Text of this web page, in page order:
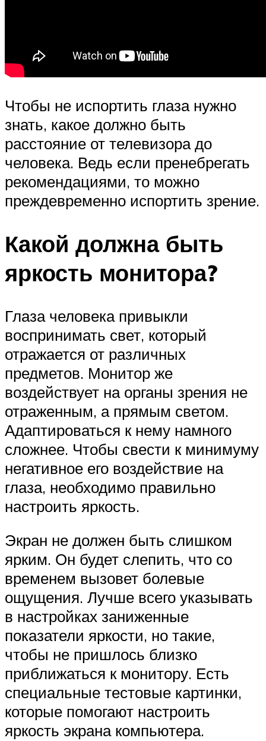
Чтобы не испортить глаза нужно
знать, какое должно быть
расстояние от телевизора до
человека. Ведь если пренебрегать
рекомендациями, то можно
преждевременно испортить зрение.
Какой должна быть
яркость монитора?
Глаза человека привыкли
воспринимать свет, который
отражается от различных
предметов. Монитор же
воздействует на органы зрения не
отраженным, а прямым светом.
Адаптироваться к нему намного
сложнее. Чтобы свести к минимуму
негативное его воздействие на
глаза, необходимо правильно
настроить яркость.
Экран не должен быть слишком
ярким. Он будет слепить, что со
временем вызовет болевые
ощущения. Лучше всего указывать
в настройках заниженные
показатели яркости, но такие,
чтобы не пришлось близко
приближаться к монитору. Есть
специальные тестовые картинки,
которые помогают настроить
яркость экрана компьютера.